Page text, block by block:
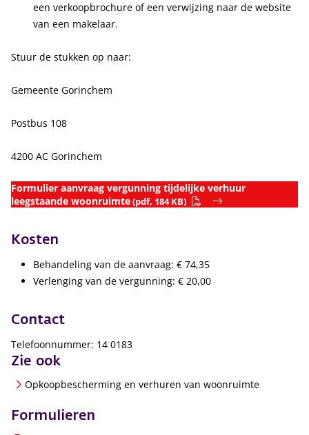
een verkoopbrochure of een verwijzing naar de website
van een makelaar.
Stuur de stukken op naar:
Gemeente Gorinchem
Postbus 108
4200 AC Gorinchem
Formulier aanvraag vergunning tijdelijke verhuur
leegstaande woonruimte(pdf, 184 KB)
Kosten
Behandeling van de aanvraag: € 74,35
Verlenging van de vergunning: € 20,00
Contact
Telefoonnummer: 14 0183
Zie ook
Opkoopbescherming en verhuren van woonruimte
Formulieren